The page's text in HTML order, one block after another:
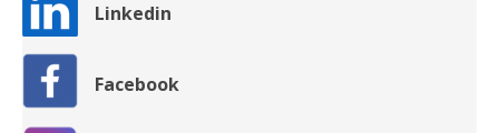
Linkedin
Facebook